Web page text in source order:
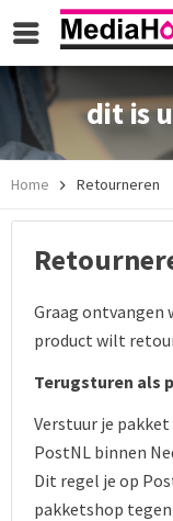
dit is
Home Retourneren
Graag ontvangen
product wilt
Terugsturen als
Verstuur je
PostNL binnen
Dit regel je op
pakketshop